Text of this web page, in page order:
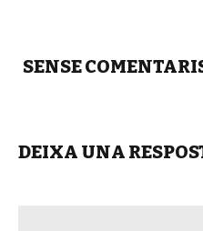
SENSE
DEIXA UNA